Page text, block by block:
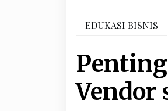
EDUKASI BISNIS
Vendor